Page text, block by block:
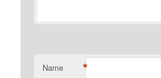
Name *